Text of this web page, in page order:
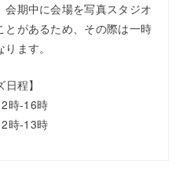
会期中に会場を写真スタジオ
とがあるため、その際は一時
ます。
程】
時-16時
時-13時